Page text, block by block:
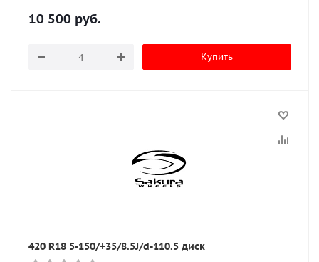
10 500 руб.
Купить
420 R18 5-150/+35/8.5J/d-110.5 диск